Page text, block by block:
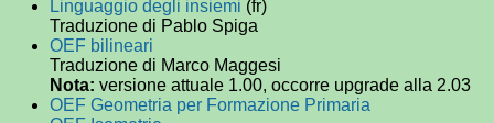
Linguaggio degli insiemi (fr)
Traduzione di Pablo Spiga
OEF bilineari
Traduzione di Marco Maggesi
Nota: versione attuale 1.00, occorre upgrade alla 2.03
OEF Geometria per Formazione Primaria